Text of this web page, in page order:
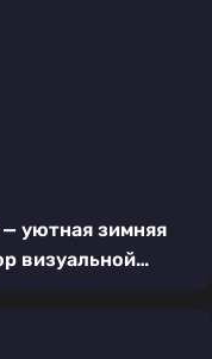
уютная зимняя
визуальной